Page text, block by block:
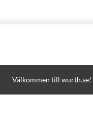
Välkommen till wurth.se!